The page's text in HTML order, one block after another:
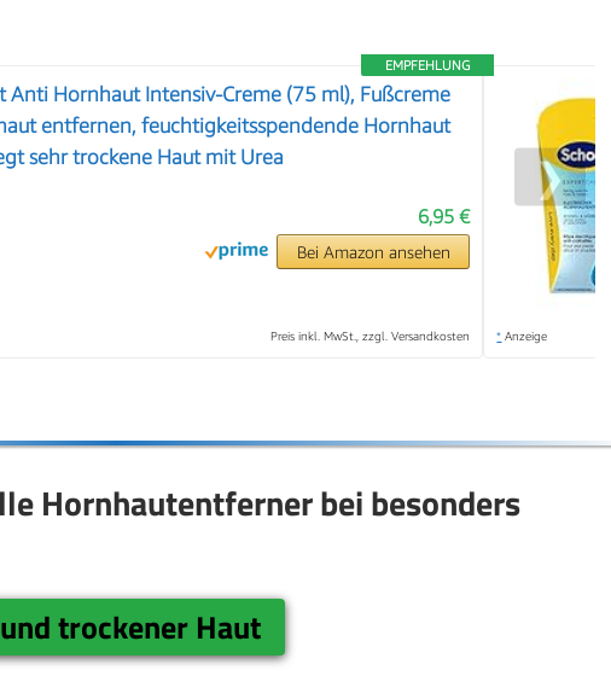
EMPFEHLUNG
Anti Hornhaut Intensiv-Creme (75 ml), Fußcreme
entfernen, feuchtigkeitsspendende Hornhaut
sehr trockene Haut mit Urea
6,95 €
Bei Amazon ansehen
Preis inkl. MwSt., zzgl. Versandkosten * Anzeige
❯
Hornhautentferner bei besonders
trockener Haut